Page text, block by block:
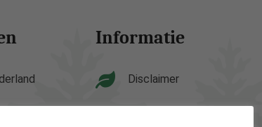
Informatie
Disclaimer